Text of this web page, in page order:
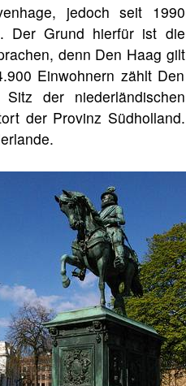
jedoch seit 1990
Der Grund hierfür ist die
denn Den Haag gilt
Einwohnern zählt Den
der niederländischen
der Provinz Südholland.